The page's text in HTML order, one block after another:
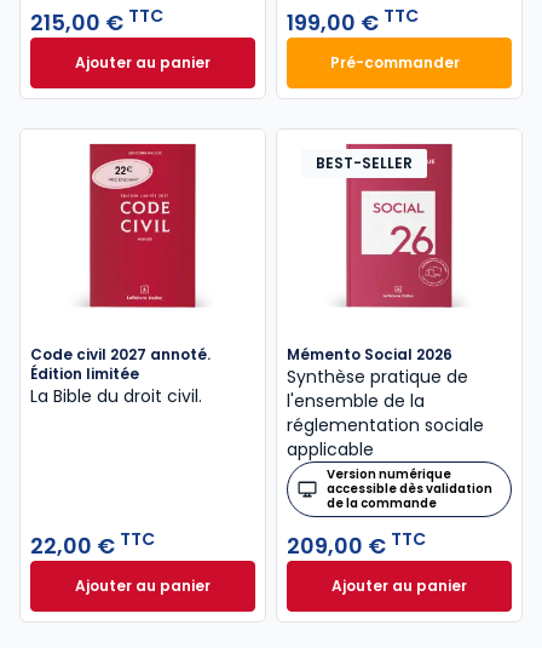
215,00 € TTC
Ajouter au panierMémento Fiscal 2026 à 215,00 € TTC
199,00 € TTC
Pré-commander
Mémento
Code civil 2027 annoté.
Édition limitée
La Bible du droit civil.
22,00 € TTC
Ajouter au panierCode civil 2027 annoté. Édition limitée à 22,00 € TTC
BEST-SELLER
Mémento Social 2026
Synthèse pratique de
l'ensemble de la
réglementation sociale
applicable
Version numérique
accessible dès validation
de la commande
209,00 € TTC
Ajouter au panier
Mémento Social